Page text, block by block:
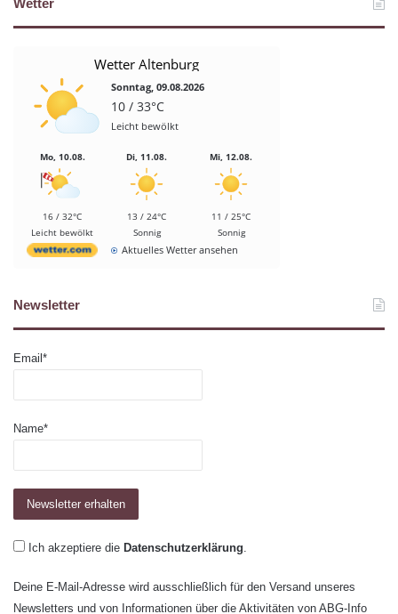
Wetter
Wetter Altenburg
Sonntag, 09.08.2026
10 / 33°C
Leicht bewölkt
Mo, 10.08.
16 / 32°C
Leicht bewölkt
Di, 11.08.
13 / 24°C
Sonnig
Mi, 12.08.
11 / 25°C
Sonnig
Aktuelles Wetter ansehen
Newsletter
Email*
Name*
Ich akzeptiere die Datenschutzerklärung.
Deine E-Mail-Adresse wird ausschließlich für den Versand unseres
Newsletters und von Informationen über die Aktivitäten von ABG-Info